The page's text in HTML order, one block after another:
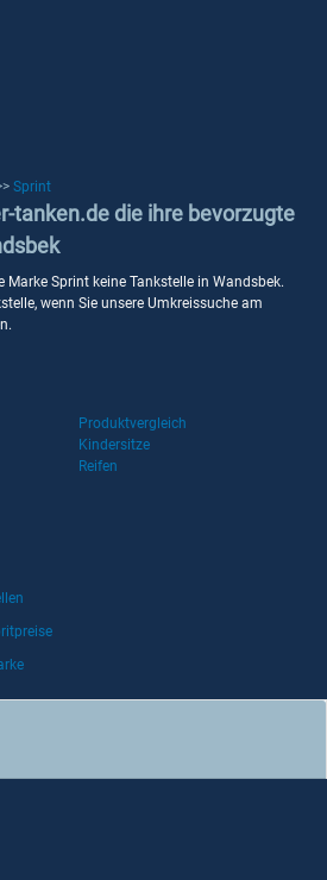
Sprint
tanken.de die ihre bevorzugte
Marke Sprint keine Tankstelle in Wandsbek.
wenn Sie unsere Umkreissuche am
Produktvergleich
Kindersitze
Reifen